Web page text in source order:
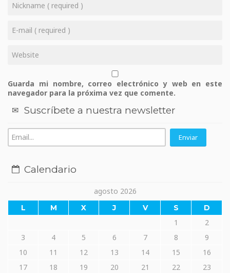
Guarda mi nombre, correo electrónico y web en este
navegador para la próxima vez que comente.
Suscríbete a nuestra newsletter
Calendario
agosto 2026
L M X J V S D
1
2
3
4 5 6 7 8
9
10
11 12 13 14 15
16
17
18 19 20 21 22
23